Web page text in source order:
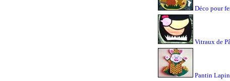
Déco pour
Vitraux de
Pantin Lapin